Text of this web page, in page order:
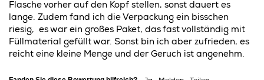
Flasche vorher auf den Kopf stellen, sonst dauert es
lange. Zudem fand ich die Verpackung ein bisschen
riesig,  es war ein großes Paket, das fast vollständig mit
Füllmaterial gefüllt war. Sonst bin ich aber zufrieden, es
reicht eine kleine Menge und der Geruch ist angenehm.